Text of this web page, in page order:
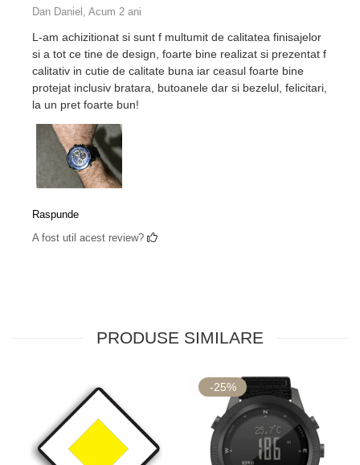
Dan Daniel, Acum 2 ani
L-am achizitionat si sunt f multumit de calitatea finisajelor
si a tot ce tine de design, foarte bine realizat si prezentat f
calitativ in cutie de calitate buna iar ceasul foarte bine
protejat inclusiv bratara, butoanele dar si bezelul, felicitari,
la un pret foarte bun!
Raspunde
A fost util acest review?
PRODUSE SIMILARE
-25%